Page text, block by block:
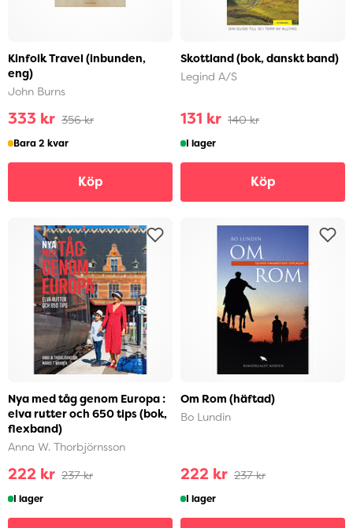
Kinfolk Travel (inbunden,
eng)
John Burns
333 kr 356 kr
Bara 2 kvar
Köp
Skottland (bok, danskt band)
Legind A/S
131 kr 140 kr
I lager
Köp
Nya med tåg genom Europa :
elva rutter och 650 tips (bok,
flexband)
Anna W. Thorbjörnsson
222 kr 237 kr
I lager
Om Rom (häftad)
Bo Lundin
222 kr 237 kr
I lager